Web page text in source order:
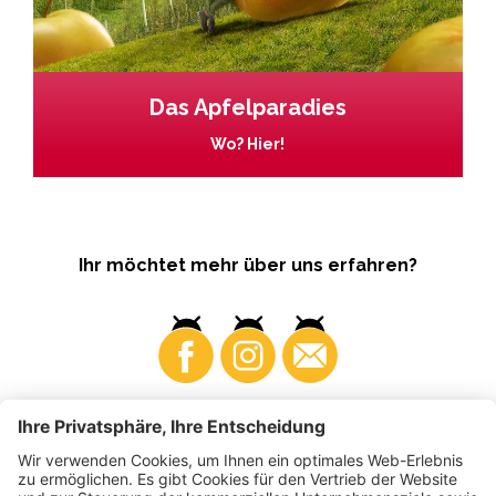
Das Apfelparadies
Wo? Hier!
Ihr möchtet mehr über uns erfahren?
Business Produzenten